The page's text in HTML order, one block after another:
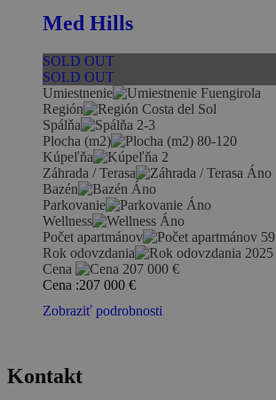
Med Hills
SOLD OUT
SOLD OUT
Umiestnenie
Fuengirola
Región
Costa del Sol
Spálňa
2-3
Plocha (m2)
80-120
Kúpeľňa
2
Záhrada / Terasa
Áno
Bazén
Áno
Parkovanie
Áno
Wellness
Áno
Počet apartmánov
59
Rok odovzdania
2025
Cena
207 000 €
Cena :207 000 €
Zobraziť podrobnosti
Kontakt